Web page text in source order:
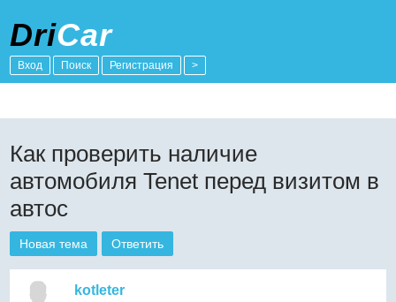
DriCar
Вход Поиск Регистрация >
Как проверить наличие
автомобиля Tenet перед визитом в
автос
Новая тема Ответить
kotleter